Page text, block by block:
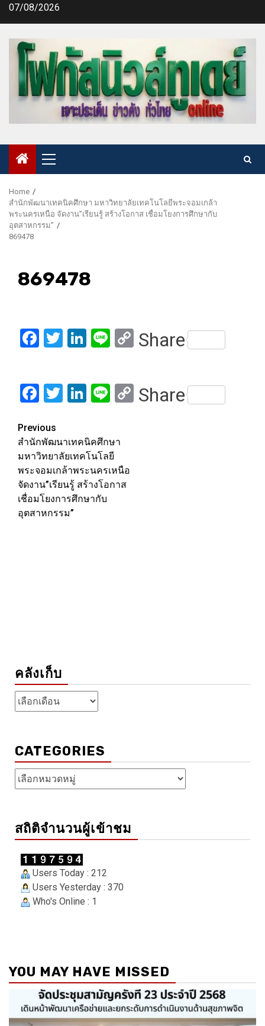
Skip07/08/2026
Primary
Menu
Home
สำนักพัฒนาเทคนิคศึกษา มหาวิทยาลัยเทคโนโลยีพระจอมเกล้า
พระนครเหนือ จัดงาน”เรียนรู้ สร้างโอกาส เชื่อมโยงการศึกษากับ
อุตสาหกรรม”
869478
869478
Facebook
Twitter
LinkedIn
LineCopy
Share
Facebook
Twitter
LinkedIn
LineCopy
Share
Post
navigation
Previous
สำนักพัฒนาเทคนิคศึกษา
มหาวิทยาลัยเทคโนโลยี
พระจอมเกล้าพระนครเหนือ
จัดงาน”เรียนรู้ สร้างโอกาส
เชื่อมโยงการศึกษากับ
อุตสาหกรรม”
คลังเก็บ
คลัง
เก็บ
CATEGORIES
Categories
สถิติจำนวนผู้เข้าชม
Users Today : 212
Users Yesterday : 370
Who's Online : 1
YOU MAY HAVE MISSED